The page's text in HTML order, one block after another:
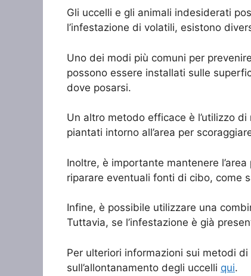
Gli uccelli e gli animali indesiderati
l’infestazione di volatili, esistono
Uno dei modi più comuni per
possono essere installati sulle
dove posarsi.
Un altro metodo efficace è l’utilizzo
piantati intorno all’area per
Inoltre, è importante mantenere
riparare eventuali fonti di cibo, come
Infine, è possibile utilizzare una
Tuttavia, se l’infestazione è già
Per ulteriori informazioni sui metodi
sull’allontanamento degli uccelli qui.